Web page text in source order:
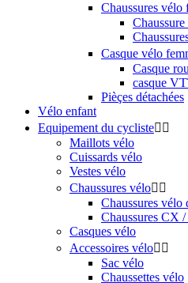
Chaussures vélo
Casque vélo
Casque
casque
Pièçes détachées
Vélo enfant
Equipement du cycliste 
Maillots vélo
Cuissards vélo
Vestes vélo
Chaussures vélo 
Chaussures vélo
Chaussures CX
Casques vélo
Accessoires vélo 
Sac vélo
Chaussettes vélo